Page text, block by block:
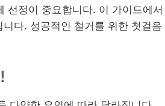
선정이 중요합니다. 이 가이드에서
다. 성공적인 철거를 위한 첫걸음